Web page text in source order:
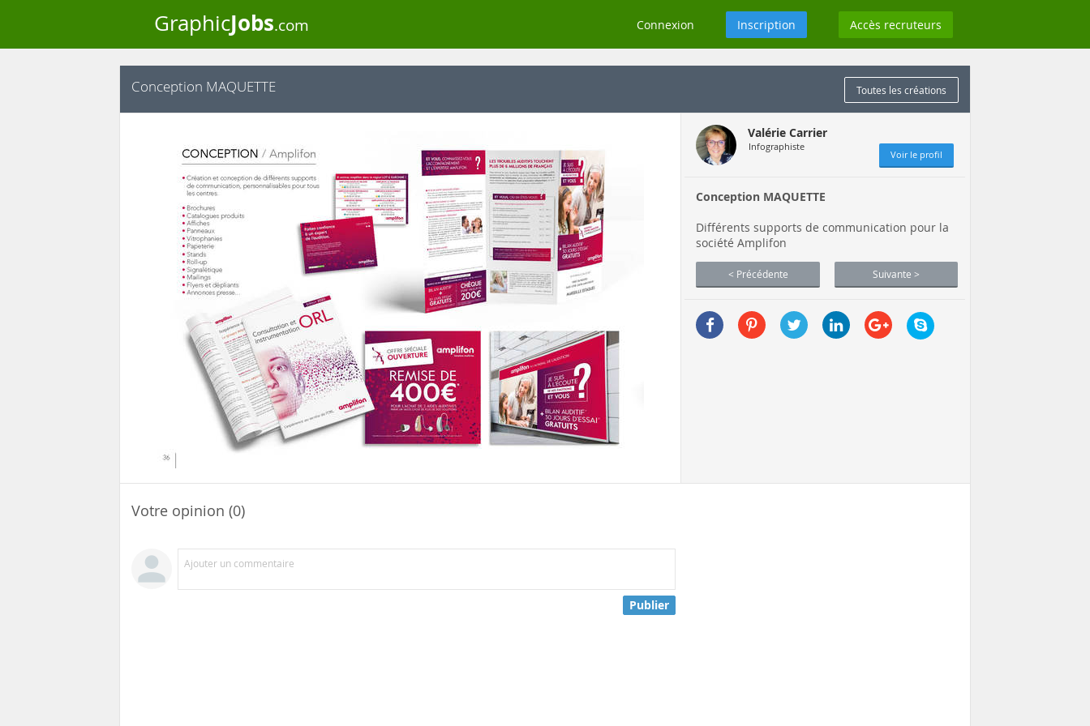
GraphicJobs.com Connexion Inscription Accès recruteurs
Conception MAQUETTE Toutes les créations
Valérie Carrier
Infographiste
Voir le profil
Conception MAQUETTE
Différents supports de communication pour la
société Amplifon
< Précédente Suivante >
Votre opinion (0)
Ajouter un commentaire
Publier